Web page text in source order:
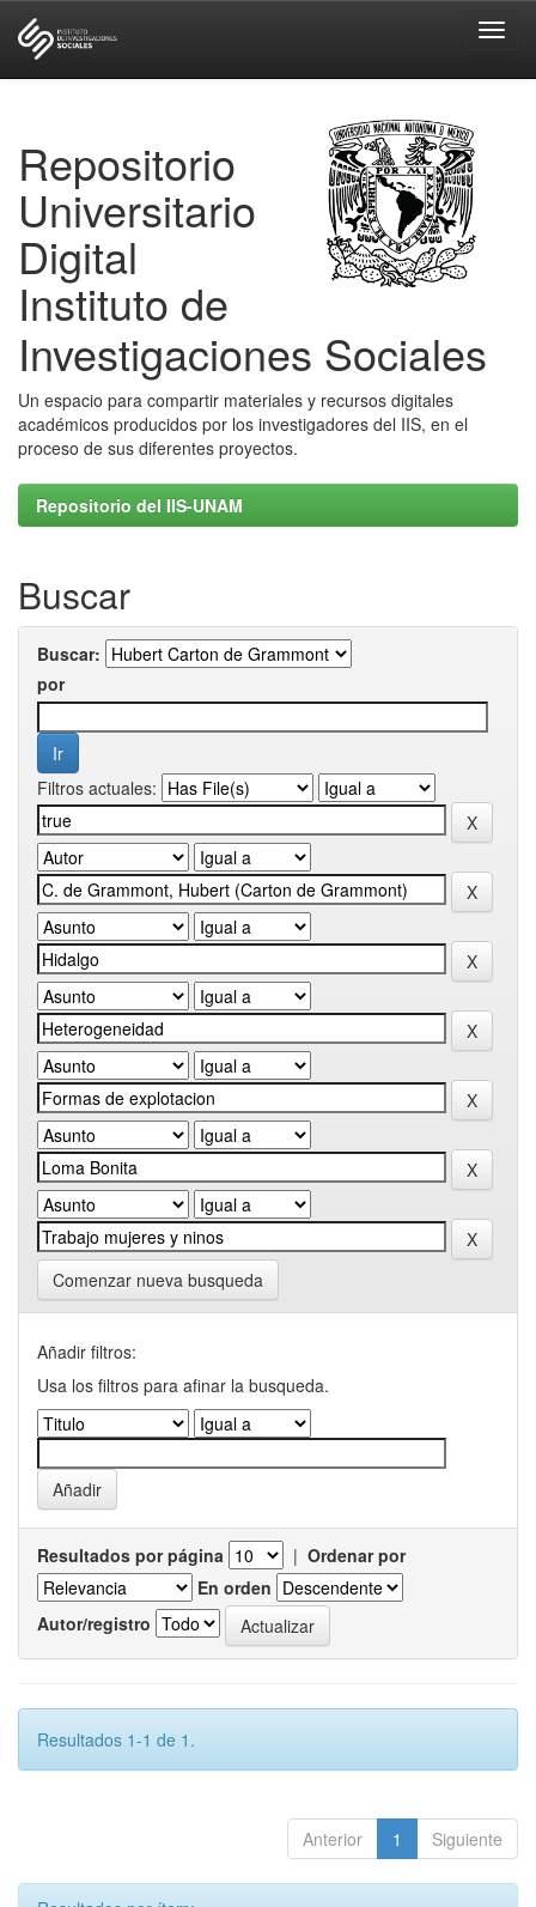
Repositorio
Universitario
Digital
Instituto de
Investigaciones Sociales
Un espacio para compartir materiales y recursos digitales
académicos producidos por los investigadores del IIS, en el
proceso de sus diferentes proyectos.
Repositorio del IIS-UNAM
Buscar
Buscar:
por
Filtros actuales:
Comenzar nueva busqueda
Añadir filtros:
Usa los filtros para afinar la busqueda.
Resultados por página | Ordenar por
En orden
Autor/registro
Resultados 1-1 de 1.
Anterior 1 Siguiente